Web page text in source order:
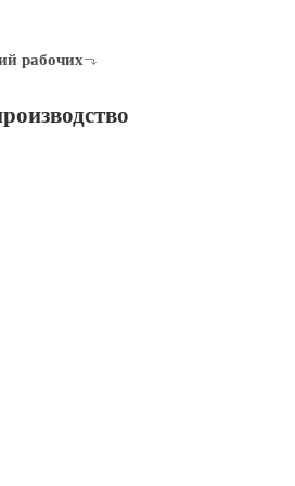
рабочих